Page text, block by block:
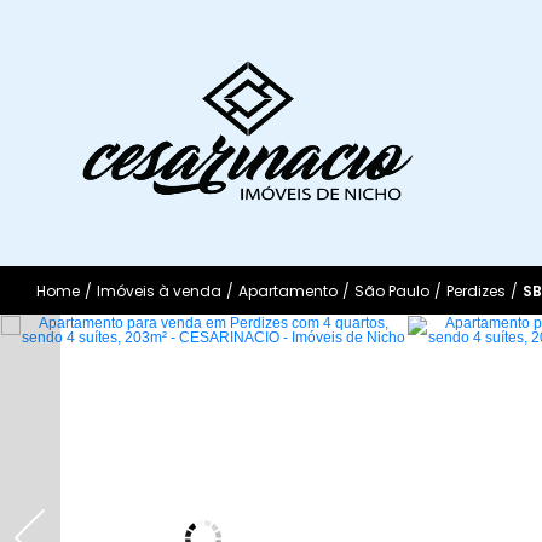
Home / Imóveis à venda / Apartamento / São Paulo / Perdizes /